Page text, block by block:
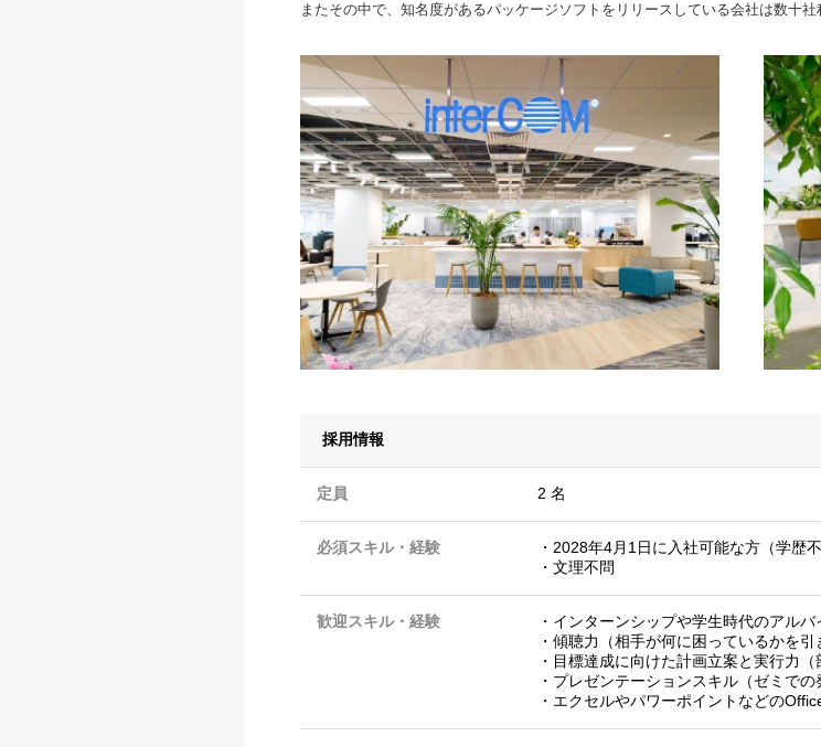
またその中で、知名度があるパッケージソフトをリリースしている会社は数十社
採用情報
定員 2 名
必須スキル・経験
・2028年4月1日に入社可能な方（学歴不
・文理不問
歓迎スキル・経験
・インターンシップや学生時代のアル
・傾聴力（相手が何に困っているかを引
・目標達成に向けた計画立案と実行力
・プレゼンテーションスキル（ゼミでの
・エクセルやパワーポイントなどの